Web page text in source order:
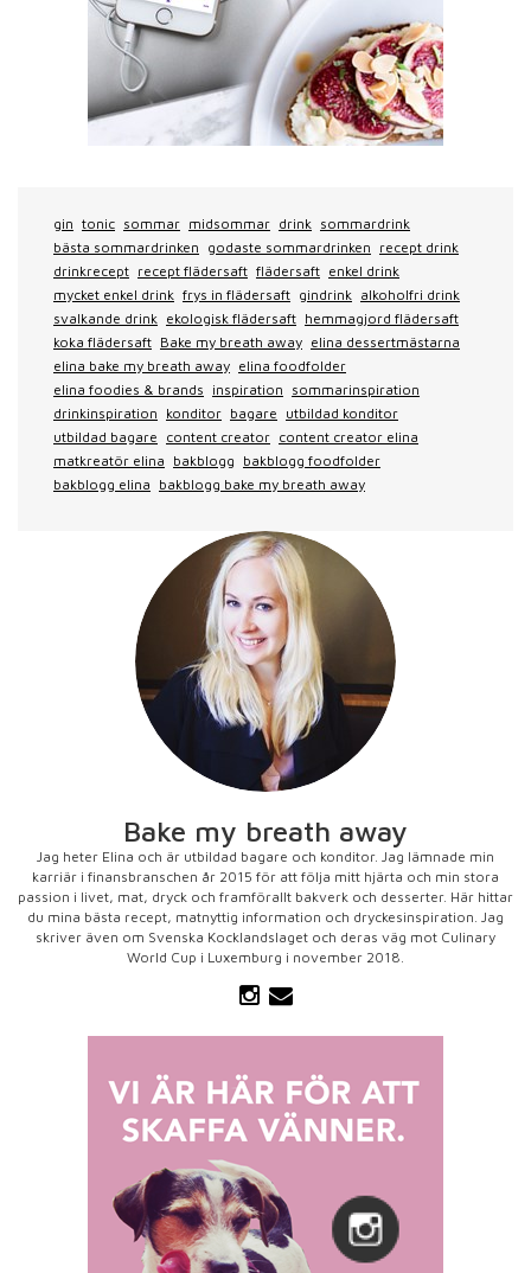
gin tonic sommar midsommar drink sommardrink
bästa sommardrinken godaste sommardrinken recept drink
drinkrecept recept flädersaft flädersaft enkel drink
mycket enkel drink frys in flädersaft gindrink alkoholfri drink
svalkande drink ekologisk flädersaft hemmagjord flädersaft
koka flädersaft Bake my breath away elina dessertmästarna
elina bake my breath away elina foodfolder
elina foodies & brands inspiration sommarinspiration
drinkinspiration konditor bagare utbildad konditor
utbildad bagare content creator content creator elina
matkreatör elina bakblogg bakblogg foodfolder
bakblogg elina bakblogg bake my breath away
Bake my breath away
Jag heter Elina och är utbildad bagare och konditor. Jag lämnade min
karriär i finansbranschen år 2015 för att följa mitt hjärta och min stora
passion i livet, mat, dryck och framförallt bakverk och desserter. Här hittar
du mina bästa recept, matnyttig information och dryckesinspiration. Jag
skriver även om Svenska Kocklandslaget och deras väg mot Culinary
World Cup i Luxemburg i november 2018.